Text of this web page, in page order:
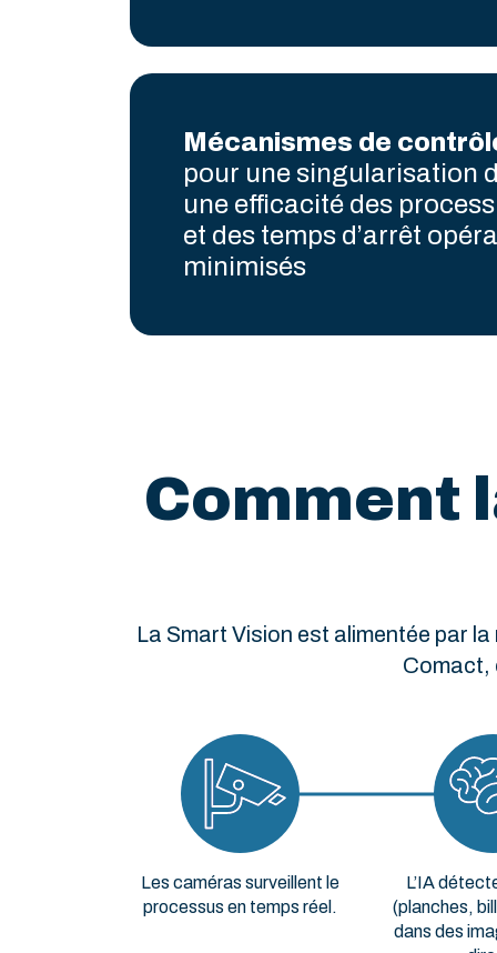
Mécanismes de
pour une singularisation
une efficacité des
et des temps d’arrêt
minimisés
Comment
La Smart Vision est alimentée par
Comact,
Les caméras surveillent le
processus en temps réel.
L’IA
(planches,
dans des